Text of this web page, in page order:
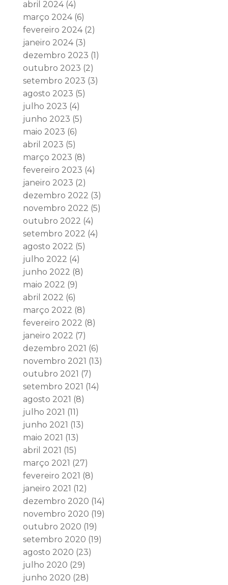
abril 2024(4)
março 2024(6)
fevereiro 2024(2)
janeiro 2024(3)
dezembro 2023 (1)
outubro 2023 (2)
setembro 2023 (3)
agosto 2023 (5)
julho 2023 (4)
junho 2023 (5)
maio 2023 (6)
abril 2023 (5)
março 2023 (8)
fevereiro 2023 (4)
janeiro 2023 (2)
dezembro 2022 (3)
novembro 2022 (5)
outubro 2022 (4)
setembro 2022 (4)
agosto 2022 (5)
julho 2022 (4)
junho 2022 (8)
maio 2022 (9)
abril 2022 (6)
março 2022 (8)
fevereiro 2022 (8)
janeiro 2022 (7)
dezembro 2021 (6)
novembro 2021 (13)
outubro 2021 (7)
setembro 2021 (14)
agosto 2021 (8)
julho 2021 (11)
junho 2021 (13)
maio 2021 (13)
abril 2021 (15)
março 2021 (27)
fevereiro 2021 (8)
janeiro 2021 (12)
dezembro 2020 (14)
novembro 2020 (19)
outubro 2020 (19)
setembro 2020 (19)
agosto 2020 (23)
julho 2020 (29)
junho 2020 (28)